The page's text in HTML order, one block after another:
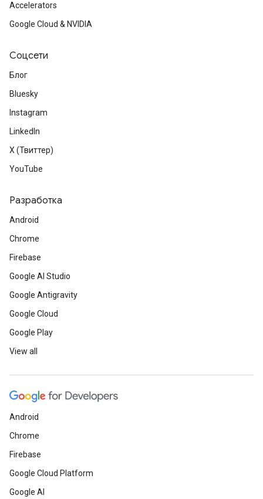
Accelerators
Google Cloud & NVIDIA
Соцсети
Блог
Bluesky
Instagram
LinkedIn
X (Твиттер)
YouTube
Разработка
Android
Chrome
Firebase
Google AI Studio
Google Antigravity
Google Cloud
Google Play
View all
Android
Chrome
Firebase
Google Cloud Platform
Google AI